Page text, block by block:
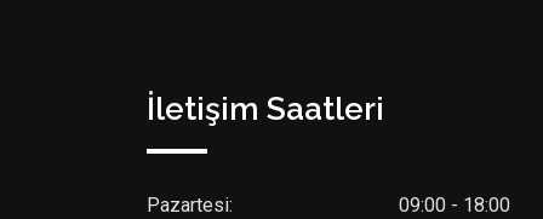
İletişim Saatleri
Pazartesi:
09:00 - 18:00